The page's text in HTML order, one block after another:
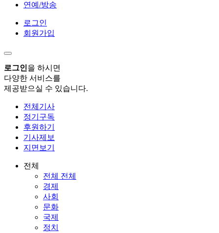
연예/방송
로그인
회원가입
로그인을 하시면
다양한 서비스를
제공받으실 수 있습니다.
전체기사
정기구독
후원하기
기사제보
지면보기
전체
전체 전체
경제
사회
문화
국제
정치